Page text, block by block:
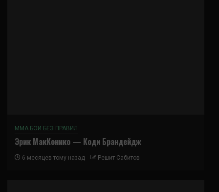
ММА БОИ БЕЗ ПРАВИЛ
Эрик МакКонико — Коди Брандейдж
6 месяцев тому назад Решит Сабитов